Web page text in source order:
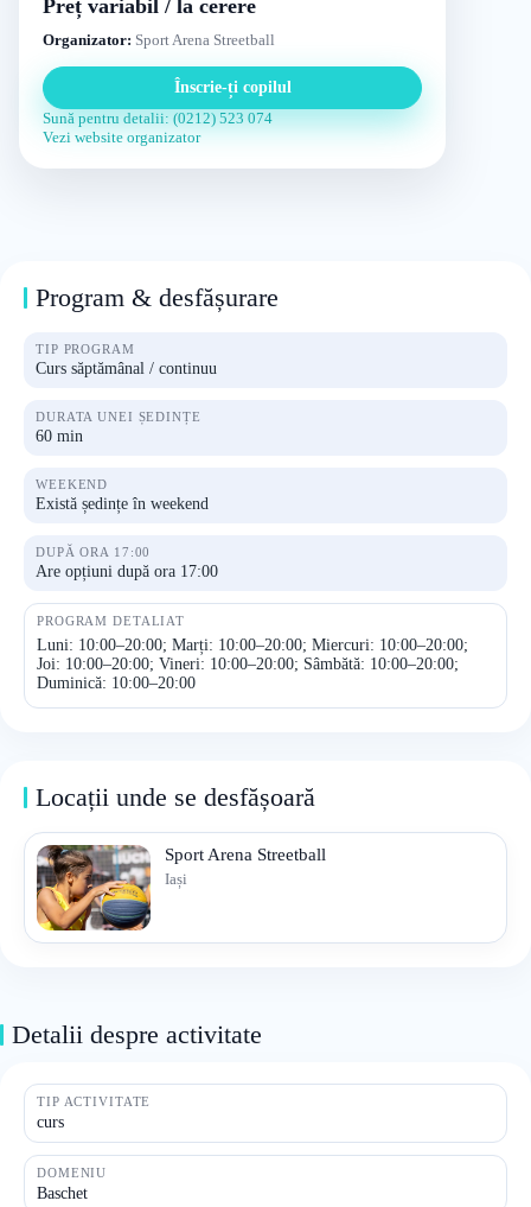
Preț variabil / la cerere
Organizator: Sport Arena Streetball
Înscrie-ți copilul
Sună pentru detalii: (0212) 523 074
Vezi website organizator
Program & desfășurare
TIP PROGRAM
Curs săptămânal / continuu
DURATA UNEI ȘEDINȚE
60 min
WEEKEND
Există ședințe în weekend
DUPĂ ORA 17:00
Are opțiuni după ora 17:00
PROGRAM DETALIAT
Luni: 10:00–20:00; Marți: 10:00–20:00; Miercuri: 10:00–20:00;
Joi: 10:00–20:00; Vineri: 10:00–20:00; Sâmbătă: 10:00–20:00;
Duminică: 10:00–20:00
Locații unde se desfășoară
Sport Arena Streetball
Iași
Detalii despre activitate
TIP ACTIVITATE
curs
DOMENIU
Baschet